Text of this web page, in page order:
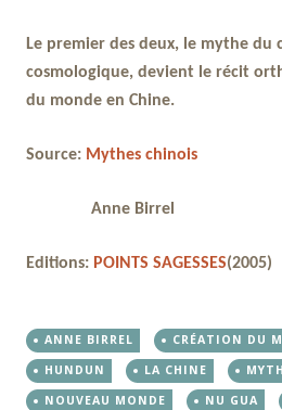
Le premier des deux, le mythe du
cosmologique, devient le récit
du monde en Chine.
Source: Mythes chinois
Anne Birrel
Editions: POINTS SAGESSES(2005)
ANNE BIRREL CRÉATION DU
HUNDUN
LA CHINE
NOUVEAU MONDE
NU GUA